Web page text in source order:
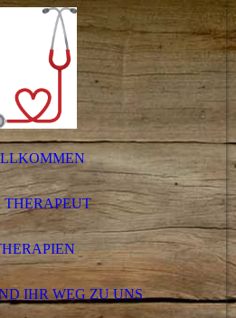
THERAPEUT
IHR WEG ZU UNS